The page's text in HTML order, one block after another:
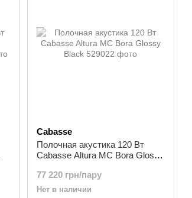
Cabasse
Полочная акустика 120 Вт
Cabasse Altura MC Bora Glossy
77 220 грн/пару
Нет в наличии